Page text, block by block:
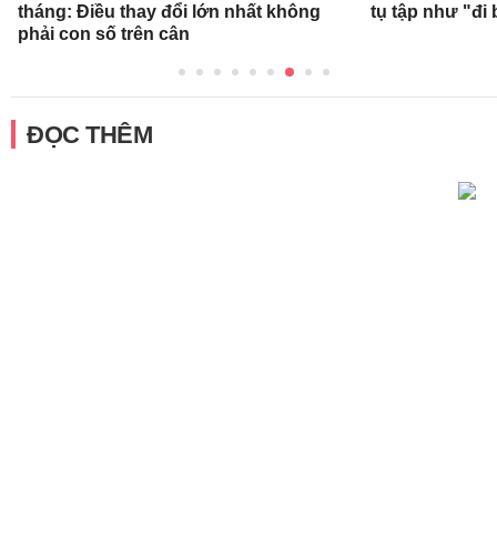
tháng: Điều thay đổi lớn nhất không
phải con số trên cân
tụ tập như "đi
ĐỌC THÊM